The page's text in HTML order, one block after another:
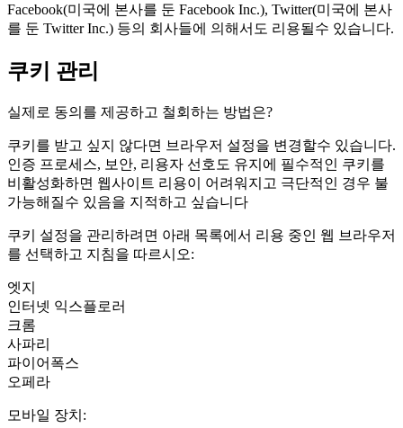
Facebook(미국에 본사를 둔 Facebook Inc.), Twitter(미국에 본사
를 둔 Twitter Inc.) 등의 회사들에 의해서도 리용될수 있습니다.
쿠키 관리
실제로 동의를 제공하고 철회하는 방법은?
쿠키를 받고 싶지 않다면 브라우저 설정을 변경할수 있습니다.
인증 프로세스, 보안, 리용자 선호도 유지에 필수적인 쿠키를
비활성화하면 웹사이트 리용이 어려워지고 극단적인 경우 불
가능해질수 있음을 지적하고 싶습니다
쿠키 설정을 관리하려면 아래 목록에서 리용 중인 웹 브라우저
를 선택하고 지침을 따르시오:
엣지
인터넷 익스플로러
크롬
사파리
파이어폭스
오페라
모바일 장치: